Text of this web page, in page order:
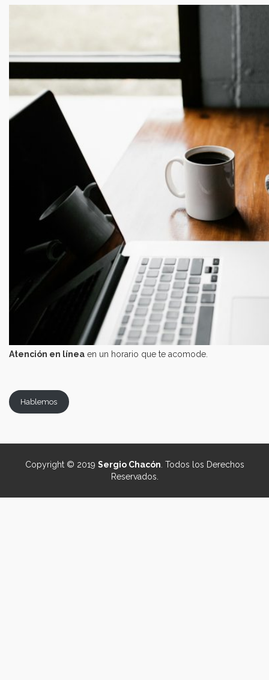
Atención en línea en un horario que te acomode.
Hablemos
Copyright © 2019 Sergio Chacón. Todos los Derechos
Reservados.